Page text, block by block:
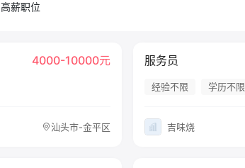
高薪职位
4000-10000元
汕头市-金平区
服务员
经验不限 学历不限
吉味烧